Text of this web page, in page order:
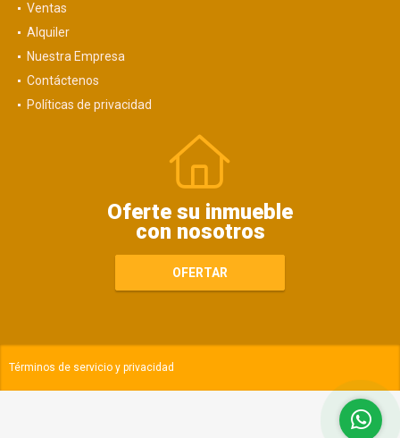
Ventas
Alquiler
Nuestra Empresa
Contáctenos
Políticas de privacidad
Oferte su inmueble
con nosotros
OFERTAR
Términos de servicio y privacidad